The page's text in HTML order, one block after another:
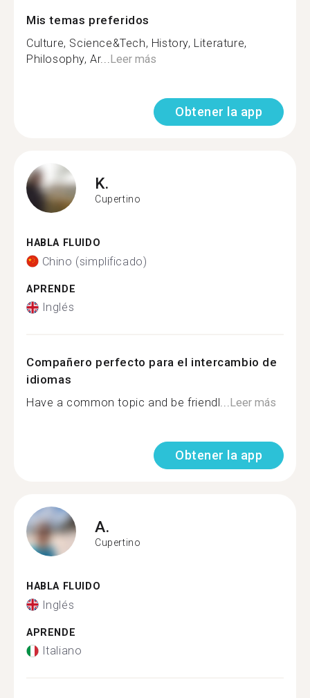
Mis temas preferidos
Culture, Science&Tech, History, Literature,
Philosophy, Ar...Leer más
Obtener la app
K.
Cupertino
HABLA FLUIDO
Chino (simplificado)
APRENDE
Inglés
Compañero perfecto para el intercambio de
idiomas
Have a common topic and be friendl...Leer más
Obtener la app
A.
Cupertino
HABLA FLUIDO
Inglés
APRENDE
Italiano